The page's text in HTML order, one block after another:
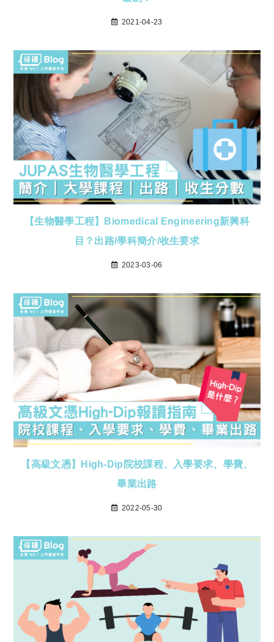
2021-04-23
【生物醫學工程】Biomedical Engineering新興科
目？出路/學科簡介/收生要求
2023-03-06
【高級文憑】High-Dip院校課程、入學要求、學費、
畢業出路
2022-05-30